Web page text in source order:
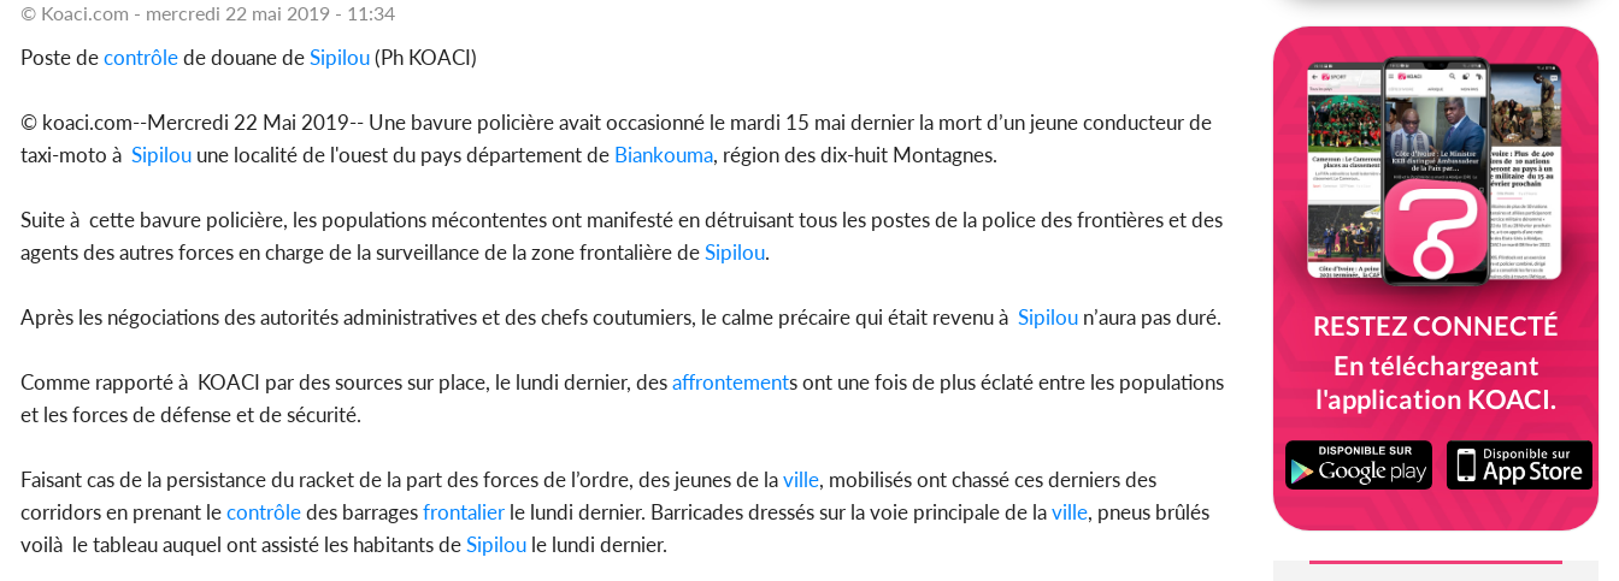
© Koaci.com - mercredi 22 mai 2019 - 11:34
Poste decontrôlede douane deSipilou(Ph KOACI)
© koaci.com--Mercredi 22 Mai 2019-- Une bavure policière avait occasionné le mardi 15 mai dernier la mort d’un jeune conducteur de
taxi-moto à Sipilou une localité de l'ouest du pays département de Biankouma, région des dix-huit Montagnes.
Suite à cette bavure policière, les populations mécontentes ont manifesté en détruisant tous les postes de la police des frontières et des
agents des autres forces en charge de la surveillance de la zone frontalière deSipilou.
Après les négociations des autorités administratives et des chefs coutumiers, le calme précaire qui était revenu à Sipilou n’aura pas duré.
Comme rapporté à KOACI par des sources sur place, le lundi dernier, desaffrontements ont une fois de plus éclaté entre les populations
et les forces de défense et de sécurité.
Faisant cas de la persistance du racket de la part des forces de l’ordre, des jeunes de laville, mobilisés ont chassé ces derniers des
corridors en prenant lecontrôledes barragesfrontalier le lundi dernier. Barricades dressés sur la voie principale de laville, pneus brûlés
voilà le tableau auquel ont assisté les habitants deSipilou le lundi dernier.
RESTEZ CONNECTÉ
En téléchargeant
l'application KOACI.